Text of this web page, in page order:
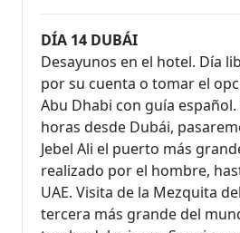
DÍA 14 DUBÁI
Desayunos en el hotel. Día
por su cuenta o tomar el
Abu Dhabi con guía
horas desde Dubái,
Jebel Ali el puerto más
realizado por el hombre,
UAE. Visita de la Mezquita
tercera más grande del